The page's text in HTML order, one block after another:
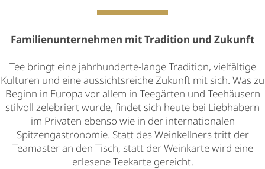
Familienunternehmen mit Tradition und Zukunft
Tee bringt eine jahrhunderte-lange Tradition, vielfältige
Kulturen und eine aussichtsreiche Zukunft mit sich. Was zu
Beginn in Europa vor allem in Teegärten und Teehäusern
stilvoll zelebriert wurde, findet sich heute bei Liebhabern
im Privaten ebenso wie in der internationalen
Spitzengastronomie. Statt des Weinkellners tritt der
Teamaster an den Tisch, statt der Weinkarte wird eine
erlesene Teekarte gereicht.